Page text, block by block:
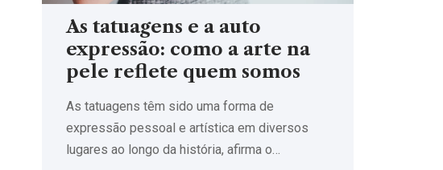
As tatuagens e a auto
expressão: como a arte na
pele reflete quem somos
As tatuagens têm sido uma forma de
expressão pessoal e artística em diversos
lugares ao longo da história, afirma o…